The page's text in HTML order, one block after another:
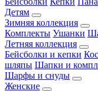
Детям
Зимняя коллекция
Комплекты Ушанки
Летняя коллекция
Бейсболки и кепки
шляпы Шапки и
Шарфы и снуды
Женские